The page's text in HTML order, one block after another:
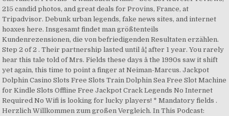
215 candid photos, and great deals for Provins, France, at
Tripadvisor. Debunk urban legends, fake news sites, and internet
hoaxes here. Insgesamt findet man größtenteils
Kundenrezensionen, die von befriedigenden Resultaten erzählen.
Step 2 of 2 . Their partnership lasted until â¦ after 1 year. You rarely
hear this tale told of Mrs. Fields these days â the 1990s saw it shift
yet again, this time to point a finger at Neiman-Marcus. Jackpot
Dolphin Casino Slots Free Slots Train Dolphin Sea Free Slot Machine
for Kindle Slots Offline Free Jackpot Crack Legends No Internet
Required No Wifi is looking for lucky players! * Mandatory fields .
Herzlich Willkommen zum großen Vergleich. In This Podcast: